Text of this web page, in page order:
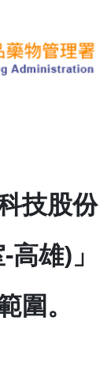
技股份
雄)」
圍。